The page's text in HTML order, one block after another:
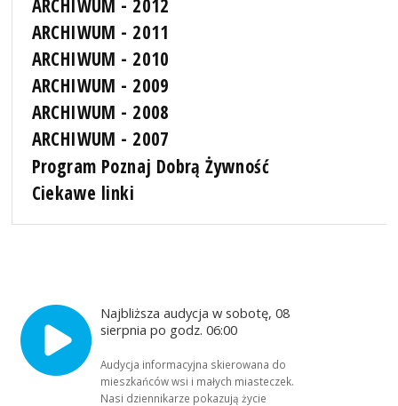
ARCHIWUM - 2012
ARCHIWUM - 2011
ARCHIWUM - 2010
ARCHIWUM - 2009
ARCHIWUM - 2008
ARCHIWUM - 2007
Program Poznaj Dobrą Żywność
Ciekawe linki
Najbliższa audycja w sobotę, 08
sierpnia po godz. 06:00
Audycja informacyjna skierowana do
mieszkańców wsi i małych miasteczek.
Nasi dziennikarze pokazują życie